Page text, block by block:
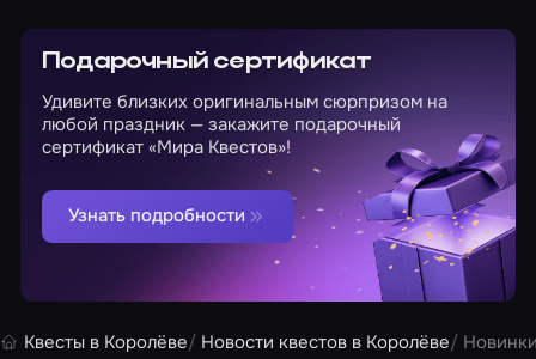
Подарочный сертификат
Удивите близких оригинальным сюрпризом на
любой праздник — закажите подарочный
сертификат «Мира Квестов»!
Узнать подробности
Квесты в Королёве Новости квестов в Королёве